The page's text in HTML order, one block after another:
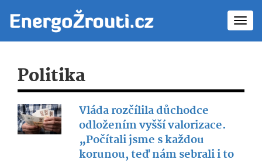
Politika
Vláda rozčílila důchodce
odložením vyšší valorizace.
„Počítali jsme s každou
korunou, teď nám sebrali i to